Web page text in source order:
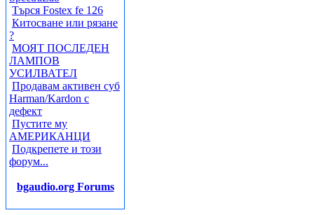
Търся Fostex fe 126
Китосване или рязане
?
МОЯТ ПОСЛЕДЕН
ЛАМПОВ
УСИЛВАТЕЛ
Продавам активен суб
Harman/Kardon с
дефект
Пустите му
АМЕРИКАНЦИ
Подкрепете и този
форум...
bgaudio.org Forums